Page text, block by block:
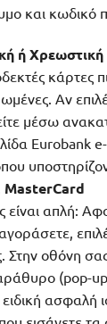
και κωδικό
ή Χρεωστική
κάρτες
Αν
μέσω
Eurobank
MasterCard
απλή:
Στην οθόνη
(pop-
ασφαλή